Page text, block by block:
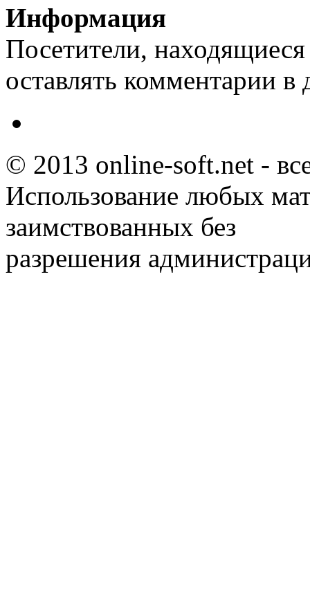
Информация
Посетители,
оставлять комментарии в
© 2013 online-soft.net -
Использование любых
заимствованных без
разрешения